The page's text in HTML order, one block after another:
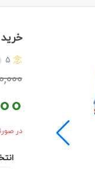
خرید
5
( 3 )
در